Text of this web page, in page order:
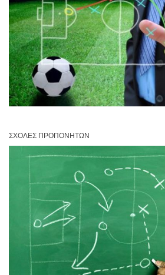
ΣΧΟΛΈΣ ΠΡΟΠΟΝΗΤΏΝ